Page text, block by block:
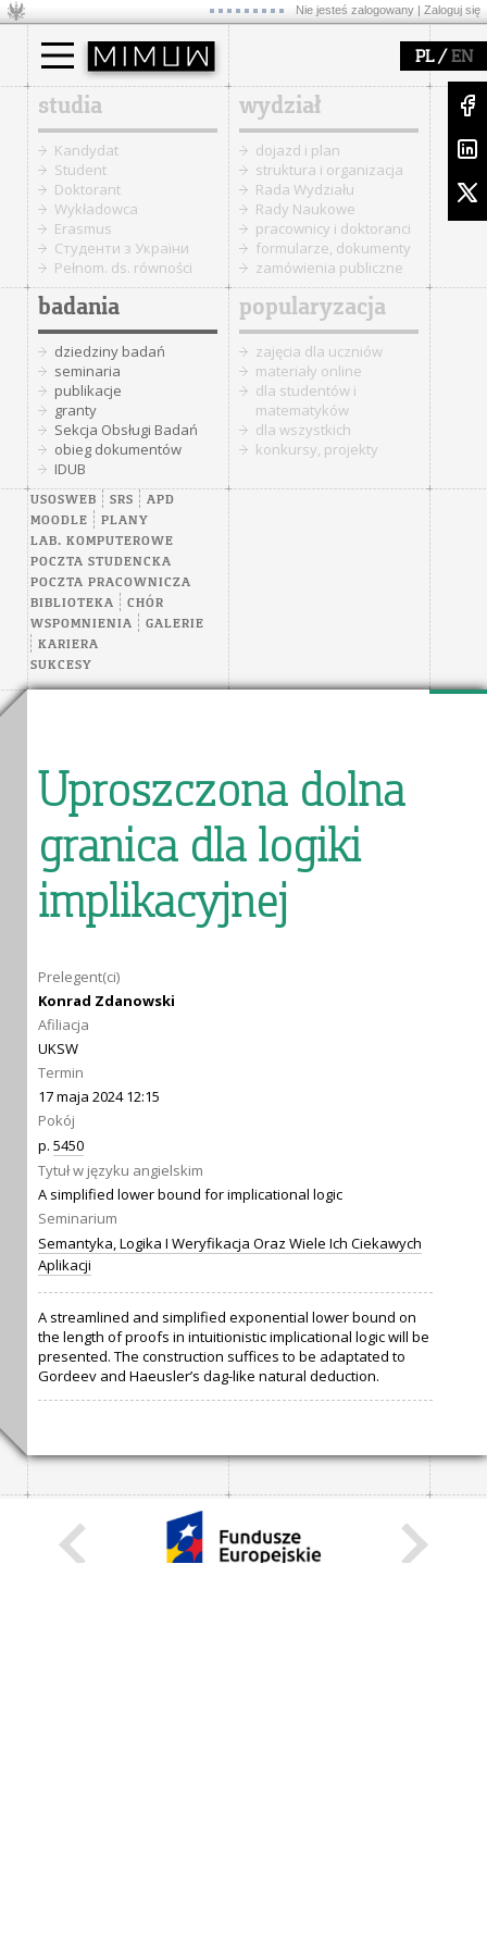
Nie jesteś zalogowany | Zaloguj się
PL/ EN
studia
Kandydat
Student
Doktorant
Wykładowca
Erasmus
Cтуденти з України
Pełnom. ds. równości
wydział
dojazd i plan
struktura i organizacja
Rada Wydziału
Rady Naukowe
pracownicy i doktoranci
formularze, dokumenty
zamówienia publiczne
badania
dziedziny badań
seminaria
publikacje
granty
Sekcja Obsługi Badań
obieg dokumentów
IDUB
popularyzacja
zajęcia dla uczniów
materiały online
dla studentów i
matematyków
dla wszystkich
konkursy, projekty
USOSWEB SRS
APD
MOODLE
PLANY
LAB. KOMPUTEROWE
POCZTA STUDENCKA
POCZTA PRACOWNICZA
BIBLIOTEKA
CHÓR
WSPOMNIENIA
GALERIE
KARIERA
SUKCESY
Uproszczona dolna
granica dla logiki
implikacyjnej
Prelegent(ci)
Konrad Zdanowski
Afiliacja
UKSW
Termin
17 maja 2024 12:15
Pokój
p. 5450
Tytuł w języku angielskim
A simplified lower bound for implicational logic
Seminarium
Semantyka, Logika I Weryfikacja Oraz Wiele Ich Ciekawych
Aplikacji
A streamlined and simplified exponential lower bound on
the length of proofs in intuitionistic implicational logic will be
presented. The construction suffices to be adaptated to
Gordeev and Haeusler’s dag-like natural deduction.